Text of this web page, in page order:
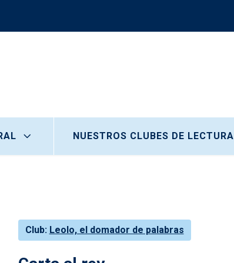
NUESTROS CLUBES DE LECTURA
Club Leolo, el domador de palabras